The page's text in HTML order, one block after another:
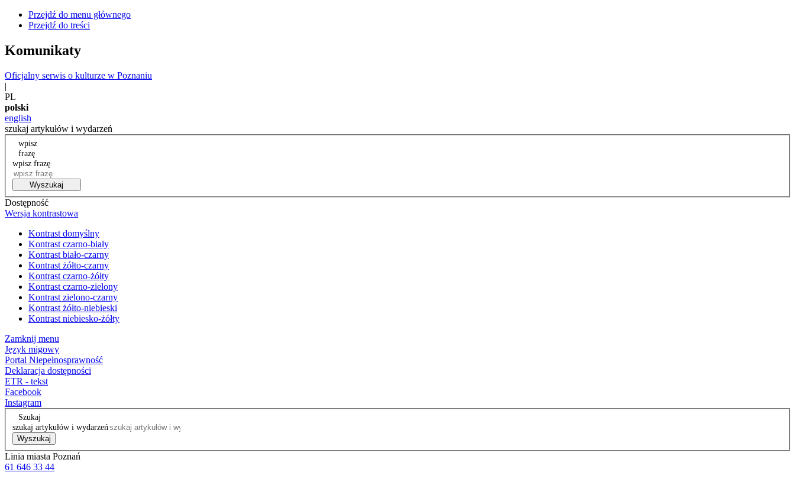
Przejdź do menu głównego
Przejdź do treści
Komunikaty
Oficjalny serwis o kulturze w Poznaniu
|
PL
polski
english
szukaj artykułów i wydarzeń
wpisz
frazę
wpisz frazę
Wyszukaj
Dostępność
Wersja kontrastowa
Kontrast domyślny
Kontrast czarno-biały
Kontrast biało-czarny
Kontrast żółto-czarny
Kontrast czarno-żółty
Kontrast czarno-zielony
Kontrast zielono-czarny
Kontrast żółto-niebieski
Kontrast niebiesko-żółty
Zamknij menu
Język migowy
Portal Niepełnosprawność
Deklaracja dostępności
ETR - tekst
Facebook
Instagram
Szukaj
szukaj artykułów i wydarzeń
Wyszukaj
Linia miasta Poznań
61 646 33 44